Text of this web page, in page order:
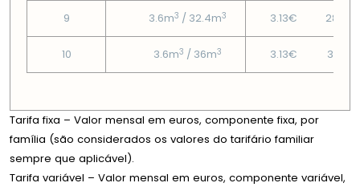
9 3.6m3 / 32.4m3 3.13€
10 3.6m3 / 36m3 3.13€ 31.66€
Tarifa fixa – Valor mensal em euros, componente fixa, por
família (são considerados os valores do tarifário familiar
sempre que aplicável).
Tarifa variável – Valor mensal em euros, componente variável,